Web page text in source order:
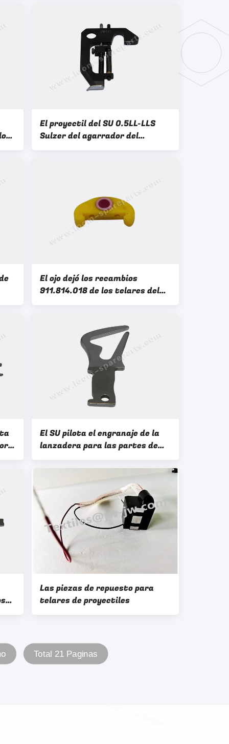
El proyectil del SU 0.5LL-LLS
Sulzer del agarrador del
extremo de la trama asoma la
El ojo dejó los recambios
911.814.018 de los telares del
proyectil de Sulzer del material
El SU pilota el engranaje de la
lanzadera para las partes de
maquinaria de las materias
textiles del telar de Sulzer
911.416.081 911-416-081
Las piezas de repuesto para
telares de proyectiles
Total 21 Paginas